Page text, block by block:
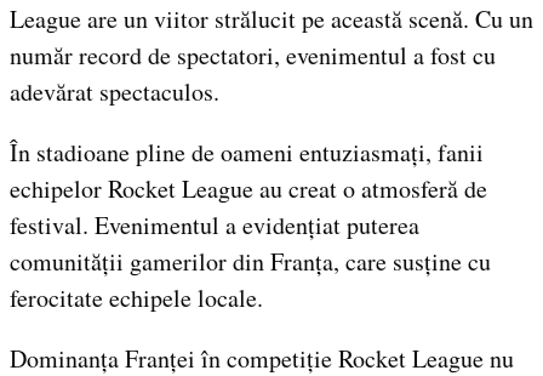
League are un viitor strălucit pe această scenă. Cu un
număr record de spectatori, evenimentul a fost cu
adevărat spectaculos.
În stadioane pline de oameni entuziasmați, fanii
echipelor Rocket League au creat o atmosferă de
festival. Evenimentul a evidențiat puterea
comunității gamerilor din Franța, care susține cu
ferocitate echipele locale.
Dominanța Franței în competiție Rocket League nu